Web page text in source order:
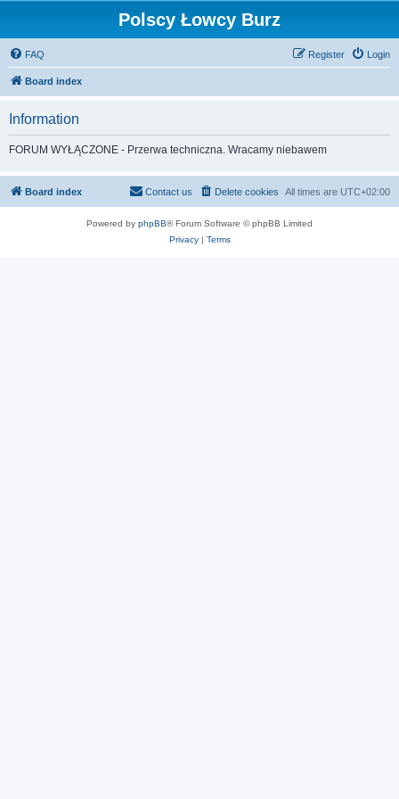
Polscy Łowcy Burz
FAQ Login
Register
Board index
Information
FORUM WYŁĄCZONE - Przerwa techniczna. Wracamy niebawem
Board index All times are UTC+02:00
Delete cookies
Contact us
Powered by phpBB® Forum Software © phpBB Limited
Privacy| Terms